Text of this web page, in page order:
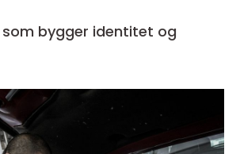
bygger identitet og